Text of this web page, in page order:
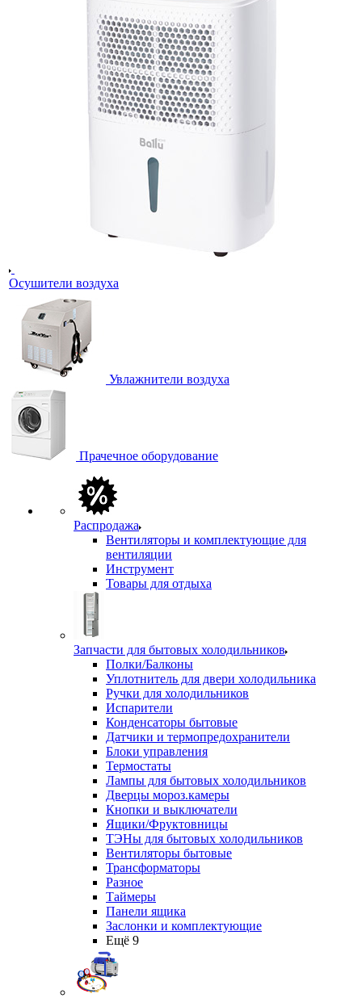
Осушители воздуха
Увлажнители воздуха
Прачечное оборудование
Распродажа
Вентиляторы и комплектующие для
вентиляции
Инструмент
Товары для отдыха
Запчасти для бытовых холодильников
Полки/Балконы
Уплотнитель для двери холодильника
Ручки для холодильников
Испарители
Конденсаторы бытовые
Датчики и термопредохранители
Блоки управления
Термостаты
Лампы для бытовых холодильников
Дверцы мороз.камеры
Кнопки и выключатели
Ящики/Фруктовницы
ТЭНы для бытовых холодильников
Вентиляторы бытовые
Трансформаторы
Разное
Таймеры
Панели ящика
Заслонки и комплектующие
Ещё 9